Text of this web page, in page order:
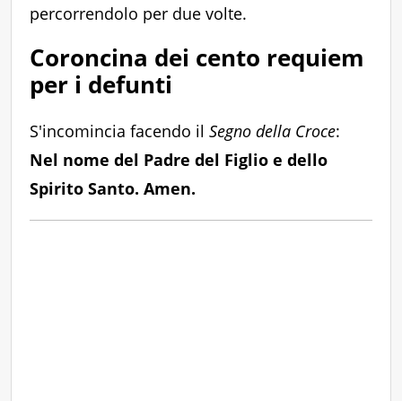
percorrendolo per due volte.
Coroncina dei cento requiem
per i defunti
S'incomincia facendo il Segno della Croce:
Nel nome del Padre del Figlio e dello
Spirito Santo. Amen.